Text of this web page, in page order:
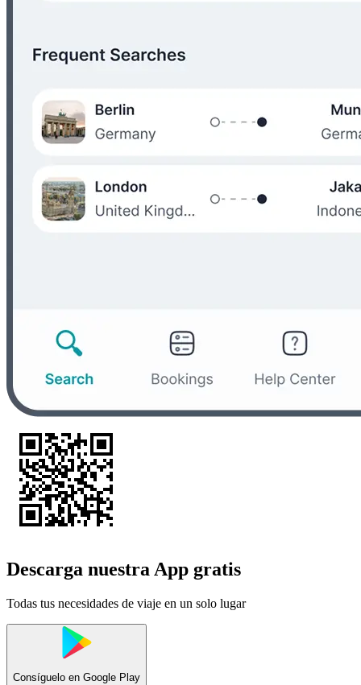
Descarga nuestra App gratis
Todas tus necesidades de viaje en un solo lugar
Consíguelo en Google Play